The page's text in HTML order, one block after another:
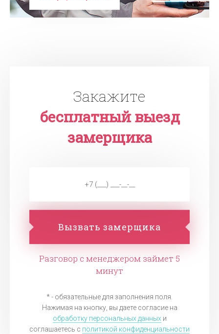
Закажите
бесплатный выезд
замерщика
Вызвать замерщика
Разговор с менеджером займет 5
минут
* - обязательные для заполнения поля.
Нажимая на кнопку, вы даете согласие на
обработку персональных данных и
соглашаетесь c политикой конфиденциальности